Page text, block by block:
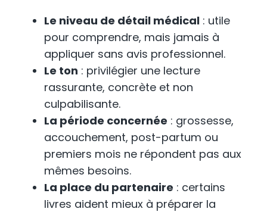
Le niveau de détail médical : utile
pour comprendre, mais jamais à
appliquer sans avis professionnel.
Le ton : privilégier une lecture
rassurante, concrète et non
culpabilisante.
La période concernée : grossesse,
accouchement, post-partum ou
premiers mois ne répondent pas aux
mêmes besoins.
La place du partenaire : certains
livres aident mieux à préparer la